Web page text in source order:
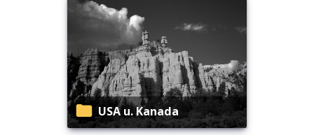
USA u. Kanada